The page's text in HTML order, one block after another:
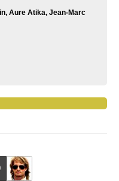
Aure Atika, Jean-Marc